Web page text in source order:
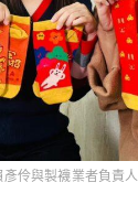
彥伶與製襪業者負責